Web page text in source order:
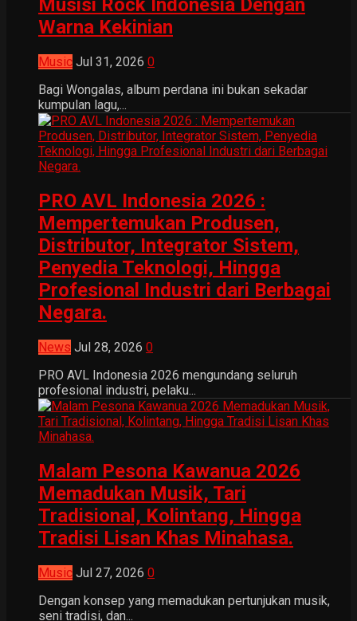
Musisi Rock Indonesia Dengan
Warna Kekinian
Music Jul 31, 2026 0
Bagi Wongalas, album perdana ini bukan sekadar
kumpulan lagu,...
PRO AVL Indonesia 2026 :
Mempertemukan Produsen,
Distributor, Integrator Sistem,
Penyedia Teknologi, Hingga
Profesional Industri dari Berbagai
Negara.
News Jul 28, 2026 0
PRO AVL Indonesia 2026 mengundang seluruh
profesional industri, pelaku...
Malam Pesona Kawanua 2026
Memadukan Musik, Tari
Tradisional, Kolintang, Hingga
Tradisi Lisan Khas Minahasa.
Music Jul 27, 2026 0
Dengan konsep yang memadukan pertunjukan musik,
seni tradisi, dan...